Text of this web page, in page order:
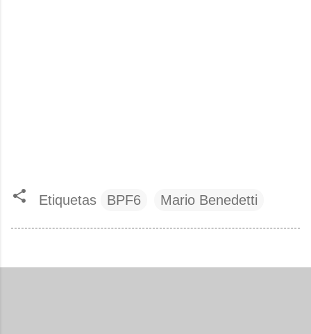
Etiquetas BPF6 Mario Benedetti